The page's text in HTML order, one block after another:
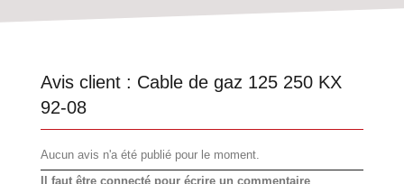
Avis client : Cable de gaz 125 250 KX
92-08
Aucun avis n'a été publié pour le moment.
Il faut être connecté pour écrire un commentaire